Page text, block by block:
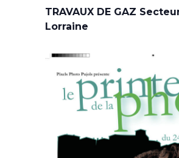
TRAVAUX DE GAZ
Lorraine